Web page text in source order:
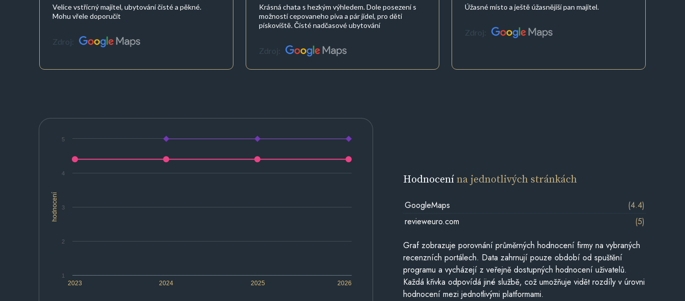
Velice vstřícný majitel, ubytování čisté a pěkné.
Mohu vřele doporučit
Zdroj:
Krásná chata s hezkým výhledem. Dole posezení s
možností cepovaneho piva a pár jídel, pro děti
pískoviště. Čisté nadčasové ubytování
Zdroj:
Úžasné místo a ještě úžasnějíší pan majitel.
Zdroj:
hodnocení
2023 2024 2025 2026
1
2
3
4
5
Hodnocenína jednotlivých stránkách
GoogleMaps
(4.4)
revieweuro.com
(5)
Graf zobrazuje porovnání průměrných hodnocení firmy na vybraných
recenzních portálech. Data zahrnují pouze období od spuštění
programu a vycházejí z veřejně dostupných hodnocení uživatelů.
Každá křivka odpovídá jiné službě, což umožňuje vidět rozdíly v úrovni
hodnocení mezi jednotlivými platformami.